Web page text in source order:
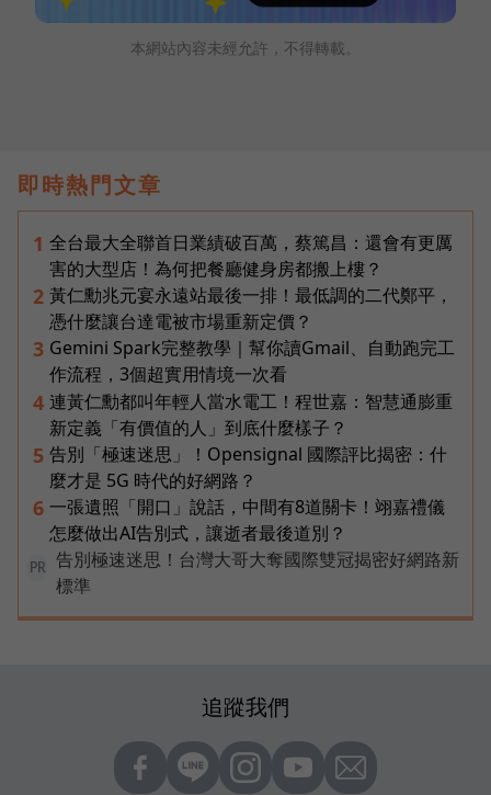
本網站內容未經允許，不得轉載。
即時熱門文章
1 全台最大全聯首日業績破百萬，蔡篤昌：還會有更厲
害的大型店！為何把餐廳健身房都搬上樓？
2 黃仁勳兆元宴永遠站最後一排！最低調的二代鄭平，
憑什麼讓台達電被市場重新定價？
3 Gemini Spark完整教學｜幫你讀Gmail、自動跑完工
作流程，3個超實用情境一次看
4 連黃仁勳都叫年輕人當水電工！程世嘉：智慧通膨重
新定義「有價值的人」到底什麼樣子？
5 告別「極速迷思」！Opensignal 國際評比揭密：什
麼才是 5G 時代的好網路？
6 一張遺照「開口」說話，中間有8道關卡！翊嘉禮儀
怎麼做出AI告別式，讓逝者最後道別？
PR
告別極速迷思！台灣大哥大奪國際雙冠揭密好網路新
標準
追蹤我們